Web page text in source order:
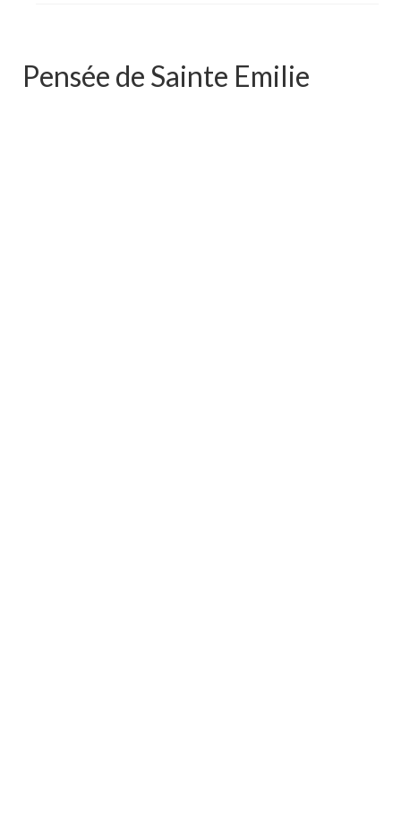
Pensée de Sainte Emilie